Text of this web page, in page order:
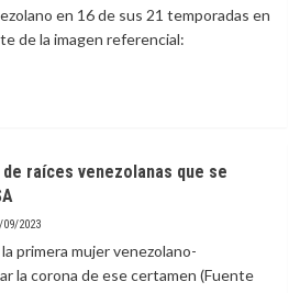
en 16 de sus 21 temporadas en
de la imagen referencial:
raíces venezolanas que se
09/2023
primera mujer venezolano-
la corona de ese certamen (Fuente